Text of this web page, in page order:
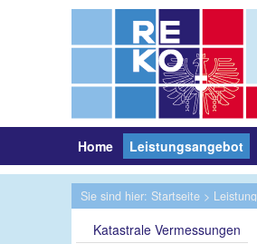
Home Leistungsangebot
Sie sind hier: Startseite >
Katastrale Vermessungen